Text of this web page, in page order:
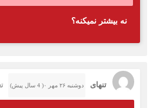
نه بیشتر نمیکنه؟
تنهای دوشنبه ۲۶ مهر ۰( 4 سال پیش)